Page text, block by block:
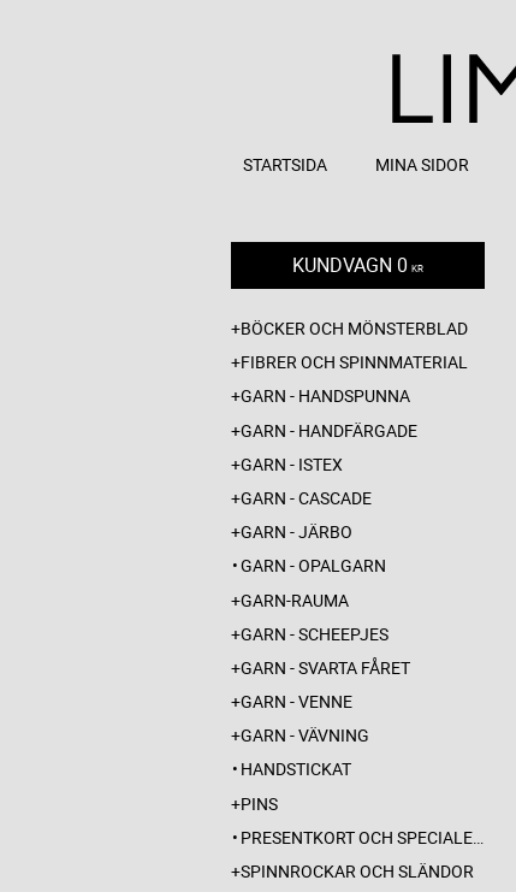
STARTSIDA MINA SIDOR
KUNDVAGN 0 KR
BÖCKER OCH MÖNSTERBLAD
FIBRER OCH SPINNMATERIAL
GARN - HANDSPUNNA
GARN - HANDFÄRGADE
GARN - ISTEX
GARN - CASCADE
GARN - JÄRBO
GARN - OPALGARN
GARN-RAUMA
GARN - SCHEEPJES
GARN - SVARTA FÅRET
GARN - VENNE
GARN - VÄVNING
HANDSTICKAT
PINS
PRESENTKORT OCH SPECIALERBJUDANDEN
SPINNROCKAR OCH SLÄNDOR